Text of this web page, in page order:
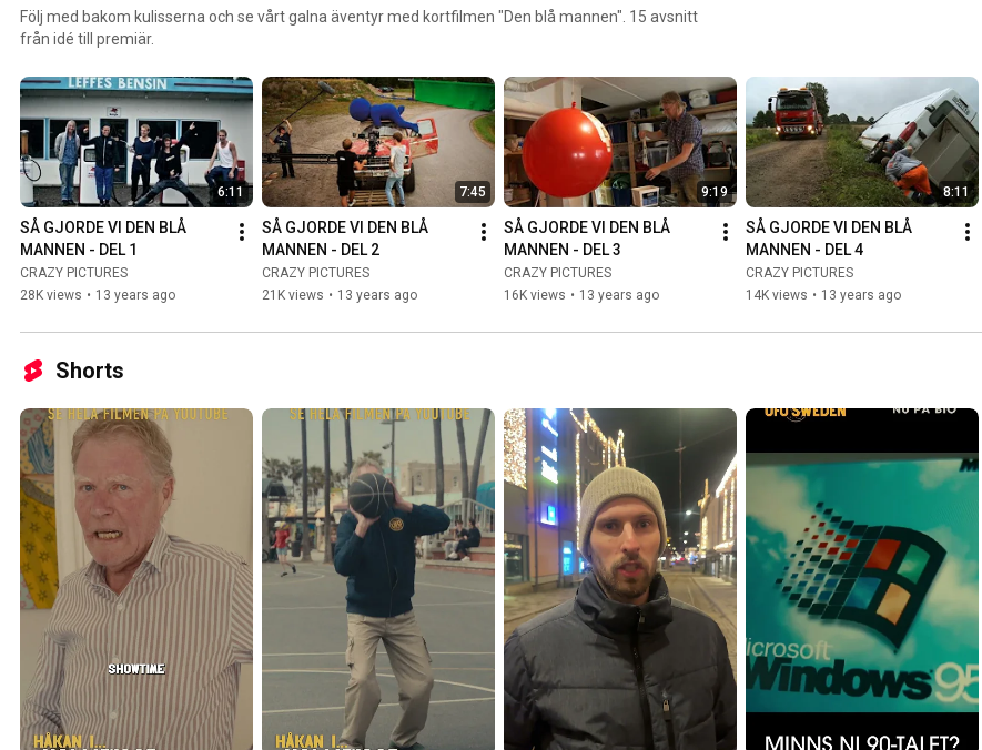
Följ med bakom kulisserna och se vårt galna äventyr med kortfilmen "Den blå mannen". 15 avsnitt
från idé till premiär.
6:11
SÅ GJORDE VI DEN BLÅ
MANNEN - DEL 1
CRAZY PICTURES
28K views • 13 years ago
7:45
SÅ GJORDE VI DEN BLÅ
MANNEN - DEL 2
CRAZY PICTURES
21K views • 13 years ago
9:19
SÅ GJORDE VI DEN BLÅ
MANNEN - DEL 3
CRAZY PICTURES
16K views • 13 years ago
8:11
SÅ GJORDE VI DEN BLÅ
MANNEN - DEL 4
CRAZY PICTURES
14K views • 13 years ago
Shorts